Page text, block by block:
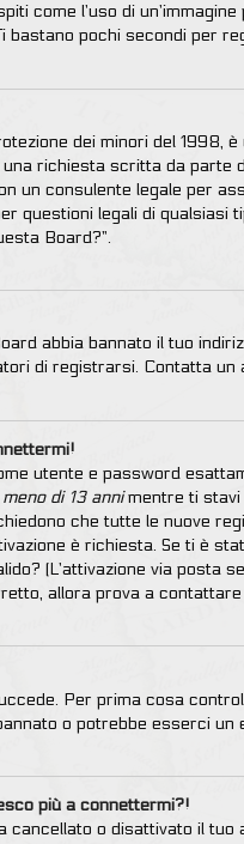
come l’uso di
bastano pochi secondi per
dei minori del
richiesta scritta da
un consulente legale per
questioni legali di
Board?”.
abbia bannato il tuo
di registrarsi. Contatta
utente e password
di 13 annimentre ti stavi
che tutte le nuove
è richiesta. Se ti è
(L’attivazione via posta
allora prova a
Per prima cosa
o potrebbe esserci un
più a connettermi?!
cancellato o disattivato il